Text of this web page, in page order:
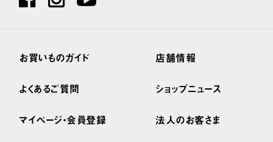
お買いものガイド
よくあるご質問
マイページ・会員登録
店舗情報
ショップニュース
法人のお客さま